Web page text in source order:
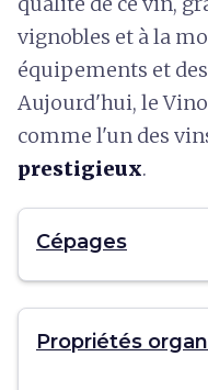
vignobles et à la
équipements et
Aujourd'hui, le
comme l'un des
prestigieux.
Cépages
Propriétés